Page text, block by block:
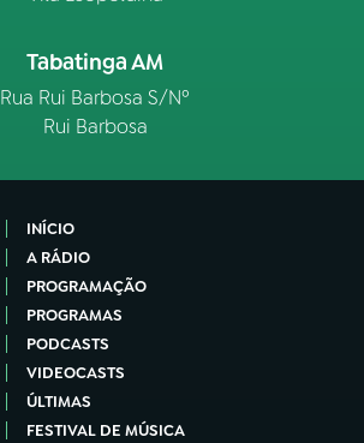
Tabatinga AM
Rua Rui Barbosa S/Nº
Rui Barbosa
INÍCIO
A RÁDIO
PROGRAMAÇÃO
PROGRAMAS
PODCASTS
VIDEOCASTS
ÚLTIMAS
FESTIVAL DE MÚSICA